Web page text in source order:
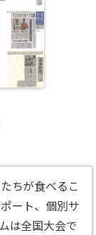
ちが食べるこ
ート、個別サ
は全国大会で